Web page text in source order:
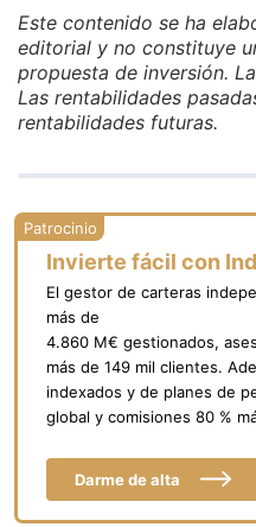
Este contenido se ha
editorial y no constituye
propuesta de inversión.
Las rentabilidades
rentabilidades futuras.
Invierte fácil con
El gestor de carteras
más de
4.860 M€ gestionados,
más de 149 mil clientes.
indexados y de planes de
global y comisiones 80 %
Darme de alta